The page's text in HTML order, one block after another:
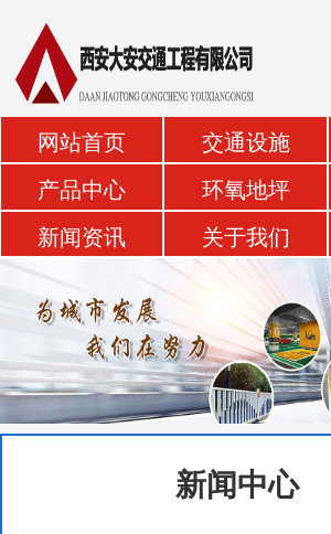
网站首页 交通设施
产品中心 环氧地坪
新闻资讯 关于我们
新闻中心